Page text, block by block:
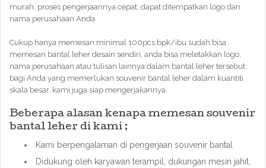
murah, proses pengerjaannya cepat, dapat ditempatkan logo dan
nama perusahaan Anda.
Cukup hanya memesan minimal 100pcs bpk/ibu sudah bisa
memesan bantal leher desain sendiri, anda bisa meletakkan logo,
nama perusahaan atau tulisan lainnya dalam bantal leher tersebut.
bagi Anda yang memerlukan souvenir bantal leher dalam kuantiti
skala besar, kami juga siap mengerjakannya.
Beberapa alasan kenapa memesan souvenir
bantal leher di kami ;
Kami berpengalaman di pengerjaan souvenir bantal
Didukung oleh karyawan terampil, dukungan mesin jahit,